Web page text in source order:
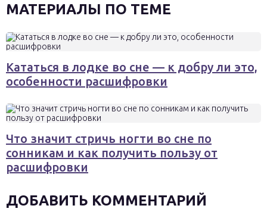
МАТЕРИАЛЫ ПО ТЕМЕ
Кататься в лодке во сне — к добру ли это,
особенности расшифровки
Что значит стричь ногти во сне по
сонникам и как получить пользу от
расшифровки
ДОБАВИТЬ КОММЕНТАРИЙ